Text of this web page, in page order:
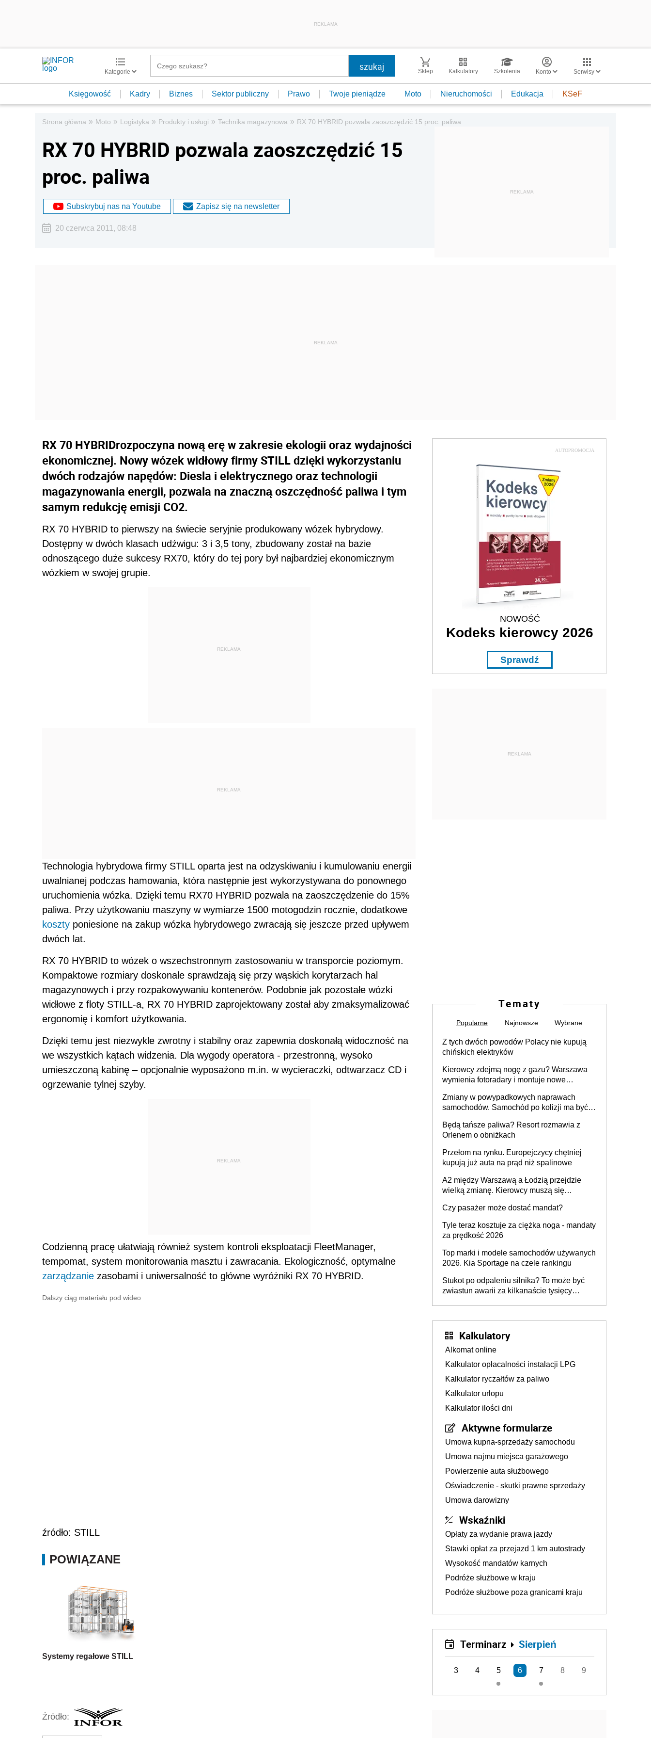
REKLAMA
Kategorie Sklep Kalkulatory Szkolenia Konto Serwisy
Księgowość Kadry Biznes Sektor publiczny Prawo Twoje pieniądze Moto Nieruchomości Edukacja KSeF
Strona główna » Moto » Logistyka » Produkty i usługi » Technika magazynowa » RX 70 HYBRID pozwala zaoszczędzić 15 proc. paliwa
RX 70 HYBRID pozwala zaoszczędzić 15
proc. paliwa
Subskrybuj nas na Youtube Zapisz się na newsletter
20 czerwca 2011, 08:48
REKLAMA
RX 70 HYBRIDrozpoczyna nową erę w zakresie ekologii oraz wydajności
ekonomicznej. Nowy wózek widłowy firmy STILL dzięki wykorzystaniu
dwóch rodzajów napędów: Diesla i elektrycznego oraz technologii
magazynowania energii, pozwala na znaczną oszczędność paliwa i tym
samym redukcję emisji CO2.
RX 70 HYBRID to pierwszy na świecie seryjnie produkowany wózek hybrydowy.
Dostępny w dwóch klasach udźwigu: 3 i 3,5 tony, zbudowany został na bazie
odnoszącego duże sukcesy RX70, który do tej pory był najbardziej ekonomicznym
wózkiem w swojej grupie.
REKLAMA
REKLAMA
Technologia hybrydowa firmy STILL oparta jest na odzyskiwaniu i kumulowaniu energii
uwalnianej podczas hamowania, która następnie jest wykorzystywana do ponownego
uruchomienia wózka. Dzięki temu RX70 HYBRID pozwala na zaoszczędzenie do 15%
paliwa. Przy użytkowaniu maszyny w wymiarze 1500 motogodzin rocznie, dodatkowe
koszty poniesione na zakup wózka hybrydowego zwracają się jeszcze przed upływem
dwóch lat.
RX 70 HYBRID to wózek o wszechstronnym zastosowaniu w transporcie poziomym.
Kompaktowe rozmiary doskonale sprawdzają się przy wąskich korytarzach hal
magazynowych i przy rozpakowywaniu kontenerów. Podobnie jak pozostałe wózki
widłowe z floty STILL-a, RX 70 HYBRID zaprojektowany został aby zmaksymalizować
ergonomię i komfort użytkowania.
Dzięki temu jest niezwykle zwrotny i stabilny oraz zapewnia doskonałą widoczność na
we wszystkich kątach widzenia. Dla wygody operatora - przestronną, wysoko
umieszczoną kabinę – opcjonalnie wyposażono m.in. w wycieraczki, odtwarzacz CD i
ogrzewanie tylnej szyby.
REKLAMA
Codzienną pracę ułatwiają również system kontroli eksploatacji FleetManager,
tempomat, system monitorowania masztu i zawracania. Ekologiczność, optymalne
zarządzanie zasobami i uniwersalność to główne wyróżniki RX 70 HYBRID.
Dalszy ciąg materiału pod wideo
źródło: STILL
POWIĄZANE
Systemy regałowe STILL
Źródło:
AUTOPROMOCJA
NOWOŚĆ
Kodeks kierowcy 2026
Sprawdź
REKLAMA
Tematy
Popularne Najnowsze Wybrane
Z tych dwóch powodów Polacy nie kupują
chińskich elektryków
Kierowcy zdejmą nogę z gazu? Warszawa
wymienia fotoradary i montuje nowe
Zmiany w powypadkowych naprawach
samochodów. Samochód po kolizji ma być
technologią producenta
Będą tańsze paliwa? Resort rozmawia z
Orlenem o obniżkach
Przełom na rynku. Europejczycy chętniej
kupują już auta na prąd niż spalinowe
A2 między Warszawą a Łodzią przejdzie
wielką zmianę. Kierowcy muszą się
Czy pasażer może dostać mandat?
Tyle teraz kosztuje za ciężka noga - mandaty
za prędkość 2026
Top marki i modele samochodów używanych
2026. Kia Sportage na czele rankingu
Stukot po odpaleniu silnika? To może być
zwiastun awarii za kilkanaście tysięcy
Kalkulatory
Alkomat online
Kalkulator opłacalności instalacji LPG
Kalkulator ryczałtów za paliwo
Kalkulator urlopu
Kalkulator ilości dni
Aktywne formularze
Umowa kupna-sprzedaży samochodu
Umowa najmu miejsca garażowego
Powierzenie auta służbowego
Oświadczenie - skutki prawne sprzedaży
Umowa darowizny
Wskaźniki
Opłaty za wydanie prawa jazdy
Stawki opłat za przejazd 1 km autostrady
Wysokość mandatów karnych
Podróże służbowe w kraju
Podróże służbowe poza granicami kraju
Terminarz Sierpień
3 4 5 6 7 8 9